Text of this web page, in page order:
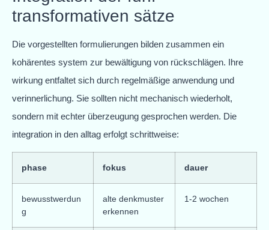
transformativen sätze
Die vorgestellten formulierungen bilden zusammen ein
kohärentes system zur bewältigung von rückschlägen. Ihre
wirkung entfaltet sich durch regelmäßige anwendung und
verinnerlichung. Sie sollten nicht mechanisch wiederholt,
sondern mit echter überzeugung gesprochen werden. Die
integration in den alltag erfolgt schrittweise:
phase fokus dauer
bewusstwerdun
g
alte denkmuster
erkennen
1-2 wochen